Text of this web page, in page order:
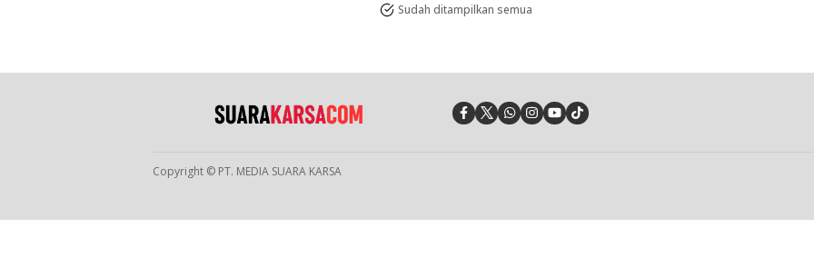
Sudah ditampilkan semua
Copyright © PT. MEDIA SUARA KARSA